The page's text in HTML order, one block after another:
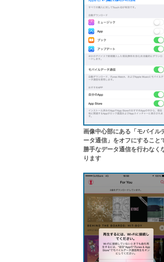
画像中心部にある「モバイル
ータ通信」をオフにすること
勝手なデータ通信を行わなく
ります